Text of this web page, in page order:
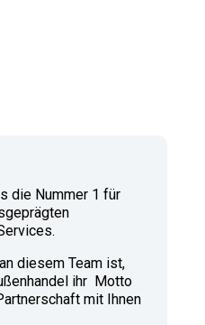
die Nummer 1 für
diesem Team ist,
ihr Motto
mit Ihnen